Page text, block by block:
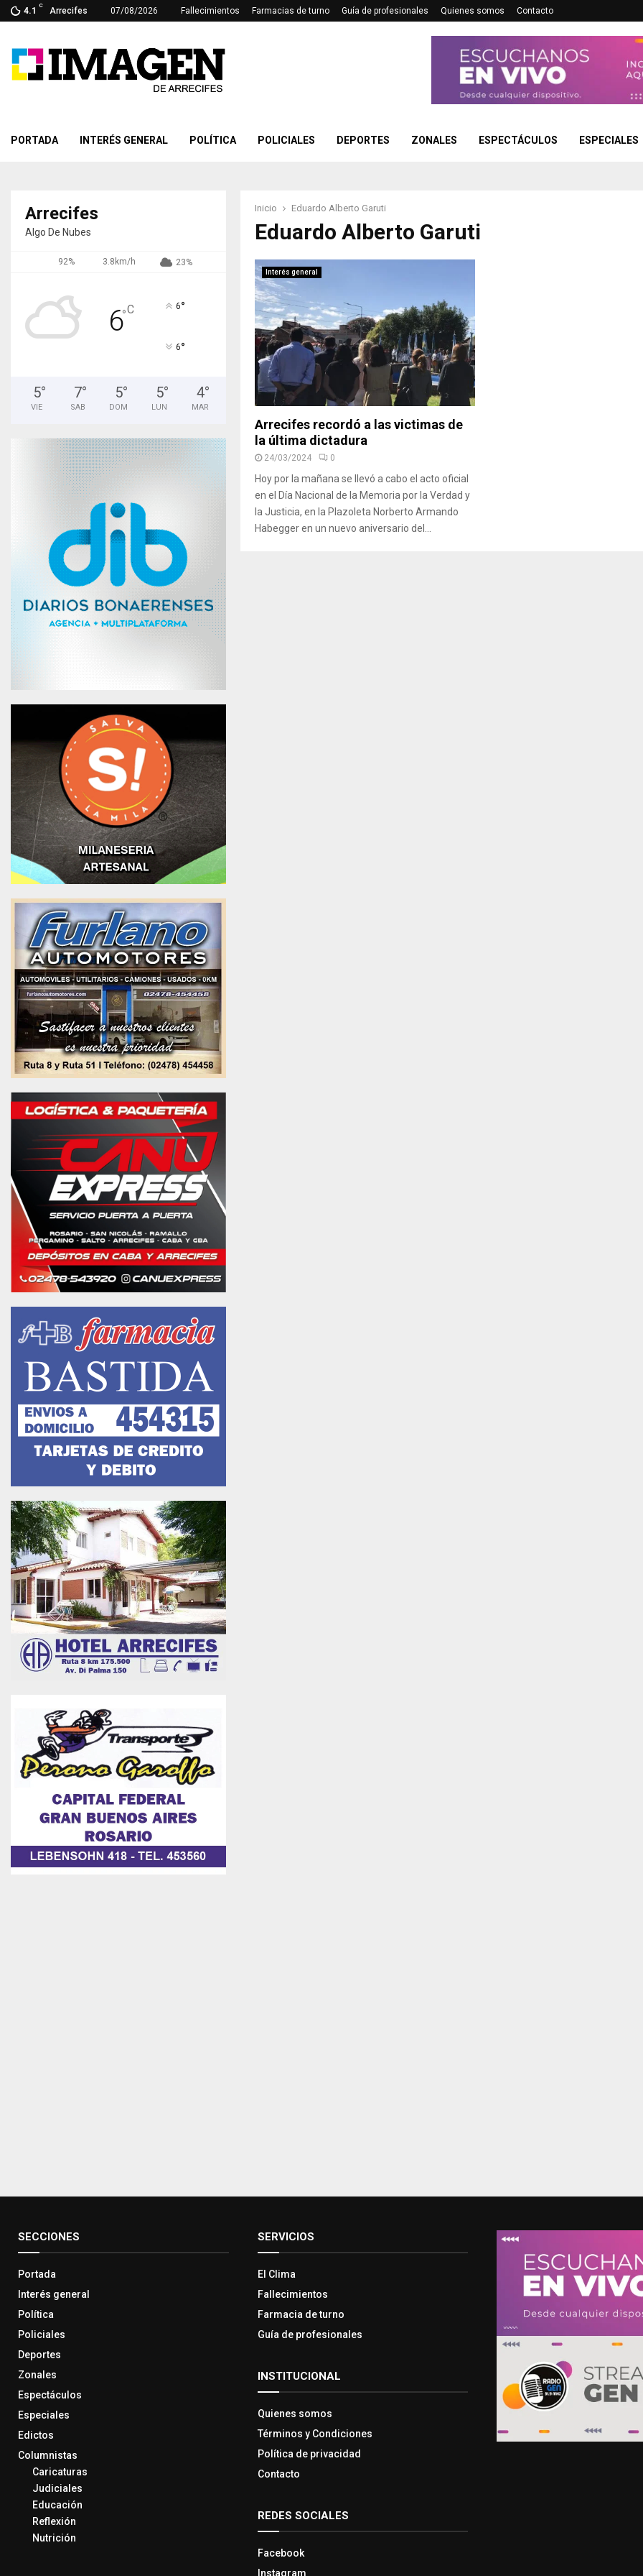
4.1
C
Arrecifes 07/08/2026 Fallecimientos Farmacias de turno Guía de profesionales Quienes somos Contacto
PORTADA INTERÉS GENERAL POLÍTICA POLICIALES DEPORTES ZONALES ESPECTÁCULOS ESPECIALES
Inicio Eduardo Alberto Garuti
Eduardo Alberto Garuti
Interés general
Arrecifes recordó a las victimas de
la última dictadura
24/03/2024 0
Hoy por la mañana se llevó a cabo el acto oficial
en el Día Nacional de la Memoria por la Verdad y
la Justicia, en la Plazoleta Norberto Armando
Habegger en un nuevo aniversario del...
Arrecifes
Algo De Nubes
92% 3.8km/h 23%
6°C 6°
6°
5°
VIE
7°
SAB
5°
DOM
5°
LUN
4°
MAR
SECCIONES
Portada
Interés general
Política
Policiales
Deportes
Zonales
Espectáculos
Especiales
Edictos
Columnistas
Caricaturas
Judiciales
Educación
Reflexión
Nutrición
SERVICIOS
El Clima
Fallecimientos
Farmacia de turno
Guía de profesionales
INSTITUCIONAL
Quienes somos
Términos y Condiciones
Política de privacidad
Contacto
REDES SOCIALES
Facebook
Instagram